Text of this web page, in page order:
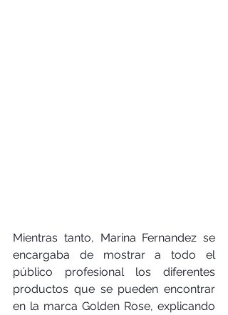
Mientras tanto, Marina Fernandez se
encargaba de mostrar a todo el
público profesional los diferentes
productos que se pueden encontrar
en la marca Golden Rose, explicando